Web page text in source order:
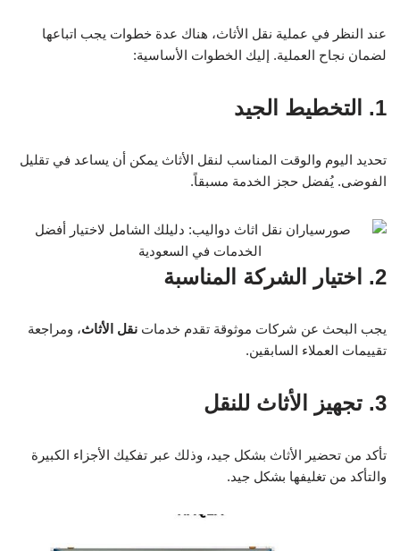
عند النظر في عملية نقل الأثاث، هناك عدة خطوات يجب اتباعها
لضمان نجاح العملية. إليك الخطوات الأساسية:
1. التخطيط الجيد
تحديد اليوم والوقت المناسب لنقل الأثاث يمكن أن يساعد في تقليل
الفوضى. يُفضل حجز الخدمة مسبقاً.
2. اختيار الشركة المناسبة
يجب البحث عن شركات موثوقة تقدم خدمات نقل الأثاث، ومراجعة
تقييمات العملاء السابقين.
3. تجهيز الأثاث للنقل
تأكد من تحضير الأثاث بشكل جيد، وذلك عبر تفكيك الأجزاء الكبيرة
والتأكد من تغليفها بشكل جيد.